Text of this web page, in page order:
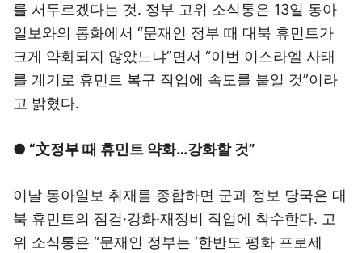
를 서두르겠다는 것. 정부 고위 소식통은 13일 동아
일보와의 통화에서 “문재인 정부 때 대북 휴민트가
크게 약화되지 않았느냐”면서 “이번 이스라엘 사태
를 계기로 휴민트 복구 작업에 속도를 붙일 것”이라
고 밝혔다.
● “文정부 때 휴민트 약화…강화할 것”
이날 동아일보 취재를 종합하면 군과 정보 당국은 대
북 휴민트의 점검·강화·재정비 작업에 착수한다. 고
위 소식통은 “문재인 정부는 ‘한반도 평화 프로세